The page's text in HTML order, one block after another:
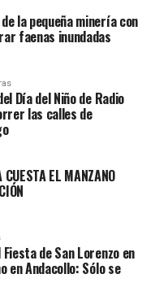
la pequeña minería con
faenas inundadas
Día del Niño de Radio
las calles de
EL MANZANO
de San Lorenzo en
en Andacollo: Sólo se